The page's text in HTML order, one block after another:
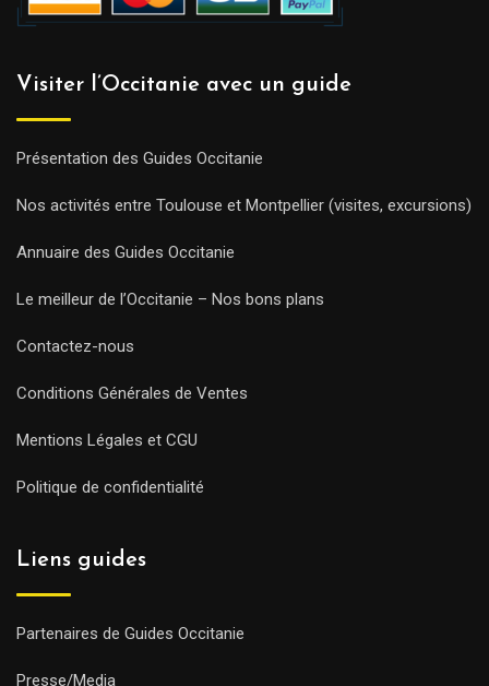
Visiter l’Occitanie avec un guide
Présentation des Guides Occitanie
Nos activités entre Toulouse et Montpellier (visites, excursions)
Annuaire des Guides Occitanie
Le meilleur de l’Occitanie – Nos bons plans
Contactez-nous
Conditions Générales de Ventes
Mentions Légales et CGU
Politique de confidentialité
Liens guides
Partenaires de Guides Occitanie
Presse/Media